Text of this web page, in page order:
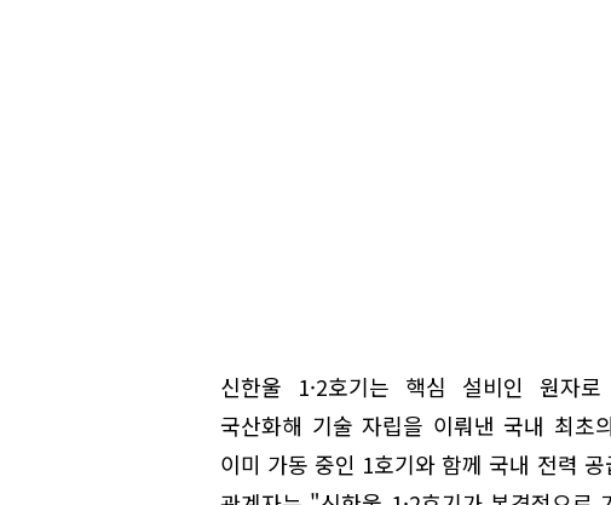
신한울 1·2호기는 핵심 설비인 원자
국산화해 기술 자립을 이뤄낸 국내 최초
이미 가동 중인 1호기와 함께 국내 전력